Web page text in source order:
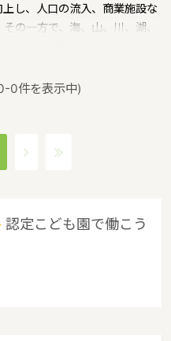
し、人口の流入、商業施設な
の一方で、海、山、川、湖、
くる人も多いというような特
等貸付制度、未就学児保育料
です。茨城県内には、保育所
調べ）
0件を表示中)
認定こども園で働こう